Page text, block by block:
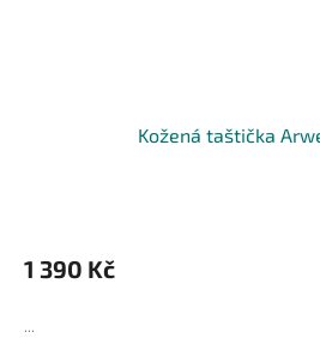
Kožená taštička
1 390 Kč
...